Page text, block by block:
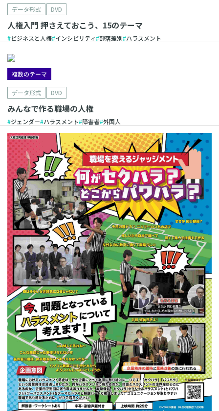
データ形式 DVD
人権入門 押さえておこう、15のテーマ
ビジネスと人権 インシビリティ 部落差別 ハラスメント
複数のテーマ
データ形式 DVD
みんなで作る職場の人権
ジェンダー ハラスメント 障害者 外国人